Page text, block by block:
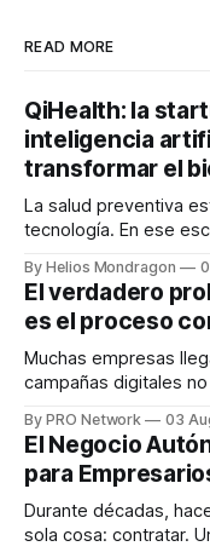
READ MORE
QiHealth: la
inteligencia
transformar el
La salud preventiva
tecnología. En ese
dispositivos
en tiempo real para
decisiones sobre su
responder
By Helios Mondragon
El verdadero
es el proceso
Muchas empresas
campañas digitales
INTERIUS, el problema
una entrevista para el
marketing digital
By PRO Network 03
El Negocio
para
Durante décadas,
sola cosa: contratar.